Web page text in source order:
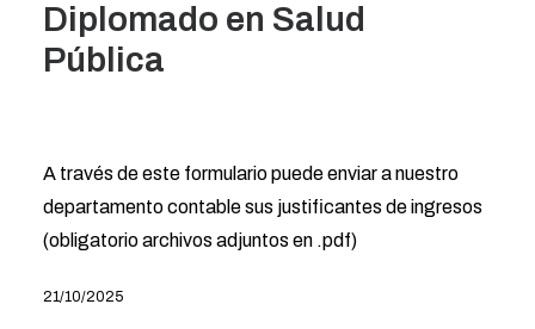
Diplomado en Salud
Pública
A través de este formulario puede enviar a nuestro
departamento contable sus justificantes de ingresos
(obligatorio archivos adjuntos en .pdf)
21/10/2025